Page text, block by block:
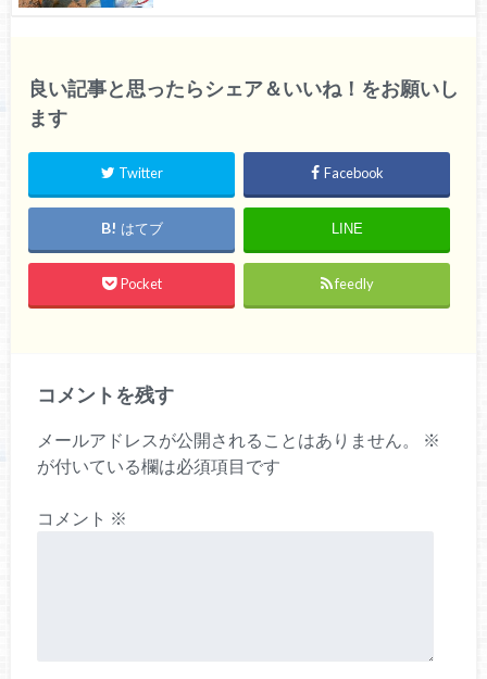
良い記事と思ったらシェア＆いいね！をお願いし
ます
Twitter Facebook
はてブ LINE
Pocket feedly
コメントを残す
メールアドレスが公開されることはありません。
※
が付いている欄は必須項目です
コメント ※